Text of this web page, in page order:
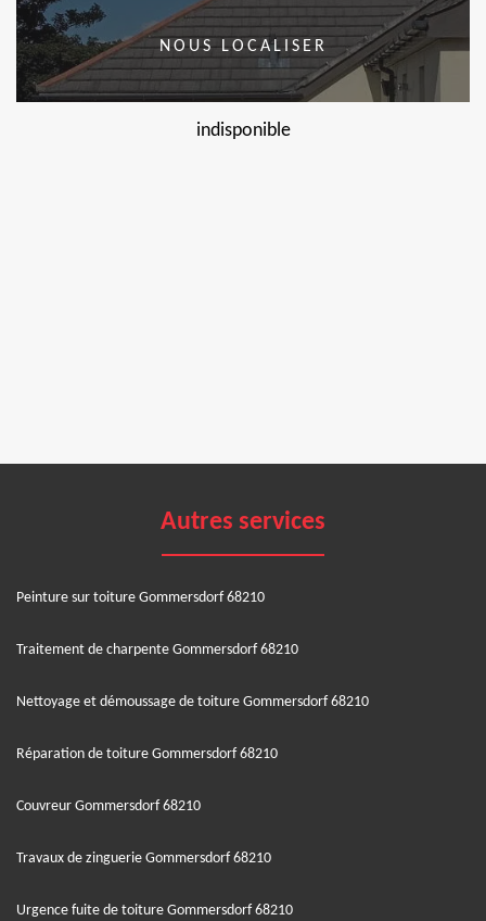
NOUS LOCALISER
indisponible
Autres services
Peinture sur toiture Gommersdorf 68210
Traitement de charpente Gommersdorf 68210
Nettoyage et démoussage de toiture Gommersdorf 68210
Réparation de toiture Gommersdorf 68210
Couvreur Gommersdorf 68210
Travaux de zinguerie Gommersdorf 68210
Urgence fuite de toiture Gommersdorf 68210